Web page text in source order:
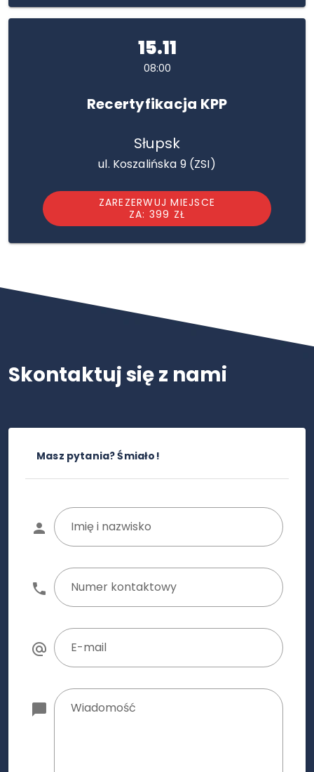
15.11
08:00
Recertyfikacja KPP
Słupsk
ul. Koszalińska 9 (ZSI)
ZAREZERWUJ MIEJSCE
ZA: 399 ZŁ
Skontaktuj się z nami
Masz pytania? Śmiało!
Imię i nazwisko
Numer kontaktowy
E-mail
Wiadomość